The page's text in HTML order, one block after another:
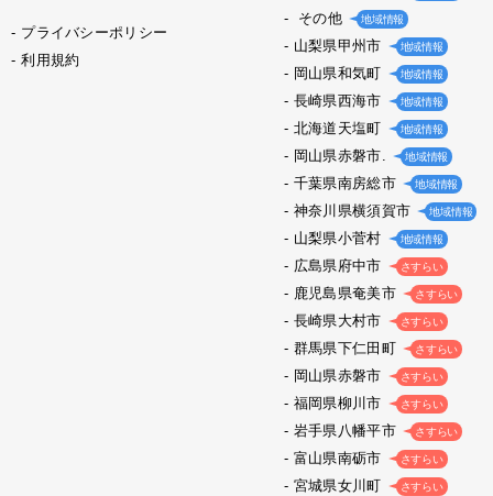
プライバシーポリシー
利用規約
その他 地域情報
山梨県甲州市 地域情報
岡山県和気町 地域情報
長崎県西海市 地域情報
北海道天塩町 地域情報
岡山県赤磐市. 地域情報
千葉県南房総市 地域情報
神奈川県横須賀市 地域情報
山梨県小菅村 地域情報
広島県府中市 さすらい
鹿児島県奄美市 さすらい
長崎県大村市 さすらい
群馬県下仁田町 さすらい
岡山県赤磐市 さすらい
福岡県柳川市 さすらい
岩手県八幡平市 さすらい
富山県南砺市 さすらい
宮城県女川町 さすらい